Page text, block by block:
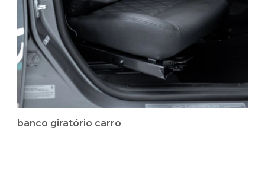
banco giratório carro